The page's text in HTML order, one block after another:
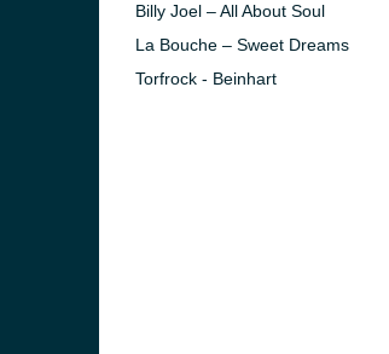
Billy Joel – All About Soul
La Bouche – Sweet Dreams
Torfrock - Beinhart